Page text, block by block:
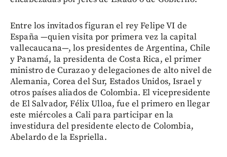
Entre los invitados figuran el rey Felipe VI de
España —quien visita por primera vez la capital
vallecaucana—, los presidentes de Argentina, Chile
y Panamá, la presidenta de Costa Rica, el primer
ministro de Curazao y delegaciones de alto nivel de
Alemania, Corea del Sur, Estados Unidos, Israel y
otros países aliados de Colombia. El vicepresidente
de El Salvador, Félix Ulloa, fue el primero en llegar
este miércoles a Cali para participar en la
investidura del presidente electo de Colombia,
Abelardo de la Espriella.